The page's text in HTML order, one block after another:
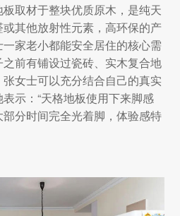
取材于整块优质原木，是纯天
其他放射性元素，高环保的产
家老小都能安全居住的核心需
前有铺设过瓷砖、实木复合地
女士可以充分结合自己的真实
示：“天格地板使用下来脚感
分时间完全光着脚，体验感特